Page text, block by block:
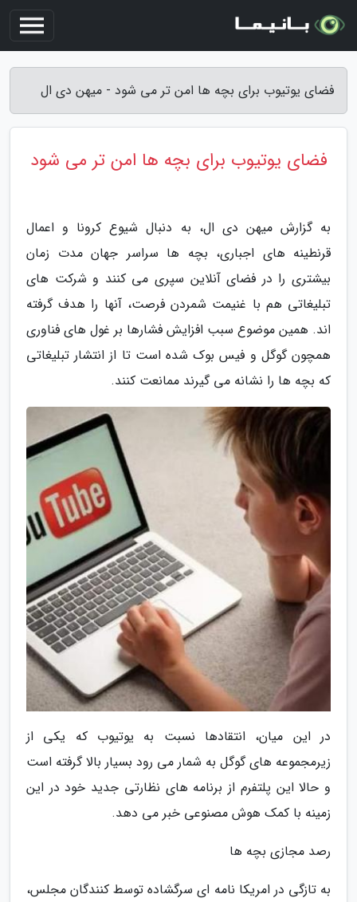
فضای یوتیوب برای بچه ها امن تر می شود - میهن دی ال
فضای یوتیوب برای بچه ها امن تر می شود
به گزارش میهن دی ال، به دنبال شیوع کرونا و اعمال
قرنطینه های اجباری، بچه ها سراسر جهان مدت زمان
بیشتری را در فضای آنلاین سپری می کنند و شرکت های
تبلیغاتی هم با غنیمت شمردن فرصت، آنها را هدف گرفته
اند. همین موضوع سبب افزایش فشارها بر غول های فناوری
همچون گوگل و فیس بوک شده است تا از انتشار تبلیغاتی
که بچه ها را نشانه می گیرند ممانعت کنند.
در این میان، انتقادها نسبت به یوتیوب که یکی از
زیرمجموعه های گوگل به شمار می رود بسیار بالا گرفته است
و حالا این پلتفرم از برنامه های نظارتی جدید خود در این
زمینه با کمک هوش مصنوعی خبر می دهد.
رصد مجازی بچه ها
به تازگی در امریکا نامه ای سرگشاده توسط کنندگان مجلس،